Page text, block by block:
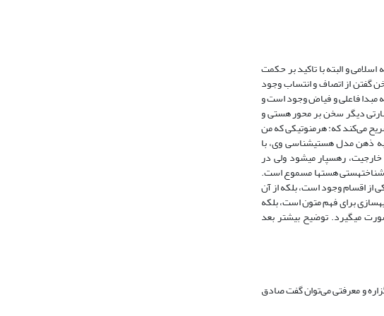
و البته با تاکید بر حکمت
گفتن از اتصاف و انتساب وجود
مبدا فاعلی و فیاض وجود است و
می­باشد، به عبارتی دیگر سخن بر محور هستی و
می‌کند که: هرمنوتیکی که من
ذهن مدل هستی‏شناسی وی، با
رهسپار می‏شود ولی در
شناخت‏هستی هست­ها مسموع است.
اقسام وجود است، بلکه از آن
برای فهم متون است، بلکه
می‏گیرد. توضیح بیشتر بعد
و معرفتی می‌توان گفت صادق